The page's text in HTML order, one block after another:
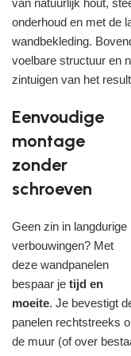
van natuurlijk hout,
onderhoud en met de
wandbekleding.
voelbare structuur en
zintuigen van het
Eenvoudige
montage
zonder
schroeven
Geen zin in langdurige
verbouwingen? Met
deze wandpanelen
bespaar je tijd en
moeite. Je bevestigt
panelen rechtstreeks
de muur (of over